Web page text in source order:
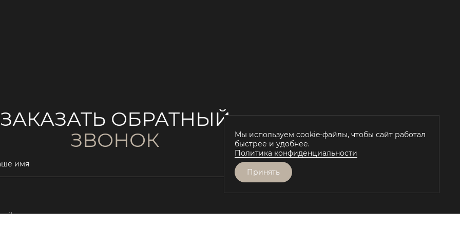
ЗАКАЗАТЬ ОБРАТНЫЙ
ЗВОНОК
имя
Мы используем cookie-файлы, чтобы сайт работал
быстрее и удобнее.
Политика конфиденциальности
Принять